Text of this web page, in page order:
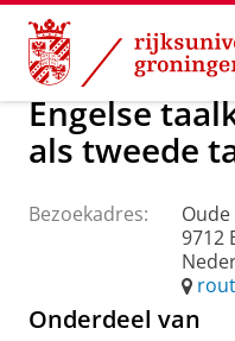
Skip
Content
Skip
Navigation
Over ons Praktische
Engelse
als tweede
Bezoekadres:
9712
Onderdeel van